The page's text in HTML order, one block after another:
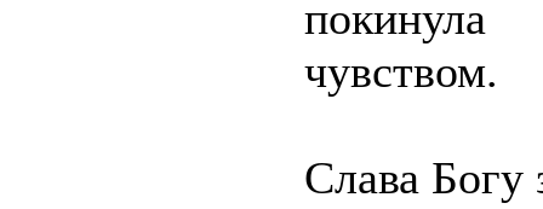
чувством.
Слава Богу